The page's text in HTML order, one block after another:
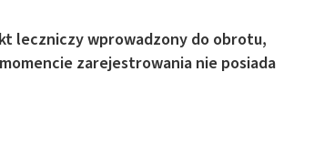
leczniczy wprowadzony do obrotu,
zarejestrowania nie posiada